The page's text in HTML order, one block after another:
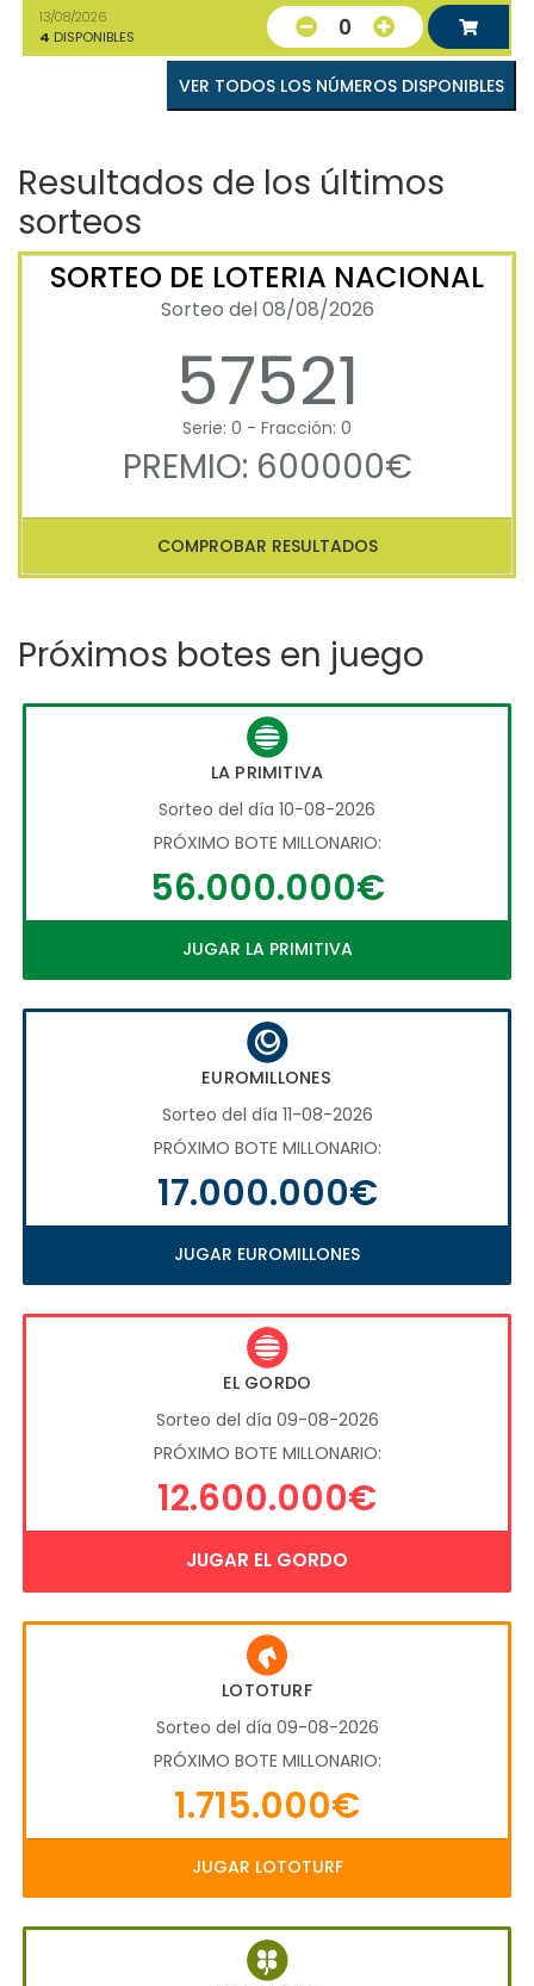
13/08/2026
4 DISPONIBLES 0
VER TODOS LOS NÚMEROS DISPONIBLES
Resultados de los últimos
sorteos
SORTEO DE LOTERIA NACIONAL
Sorteo del 08/08/2026
57521
Serie: 0 - Fracción: 0
PREMIO: 600000€
COMPROBAR RESULTADOS
Próximos botes en juego
LA PRIMITIVA
Sorteo del día 10-08-2026
PRÓXIMO BOTE MILLONARIO:
56.000.000€
JUGAR LA PRIMITIVA
EUROMILLONES
Sorteo del día 11-08-2026
PRÓXIMO BOTE MILLONARIO:
17.000.000€
JUGAR EUROMILLONES
EL GORDO
Sorteo del día 09-08-2026
PRÓXIMO BOTE MILLONARIO:
12.600.000€
JUGAR EL GORDO
LOTOTURF
Sorteo del día 09-08-2026
PRÓXIMO BOTE MILLONARIO:
1.715.000€
JUGAR LOTOTURF